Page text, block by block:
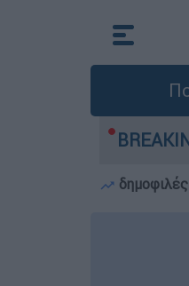
μεγάλη φωτιά τη